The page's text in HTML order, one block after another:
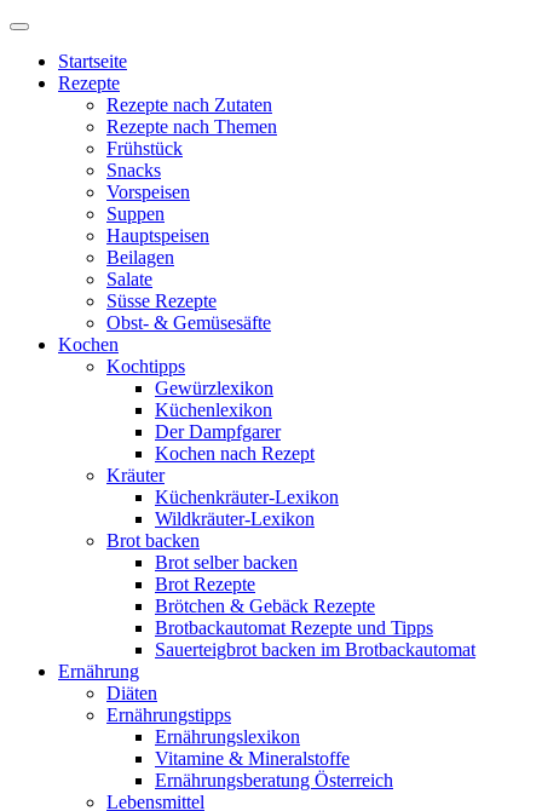
Startseite
Rezepte
Rezepte nach Zutaten
Rezepte nach Themen
Frühstück
Snacks
Vorspeisen
Suppen
Hauptspeisen
Beilagen
Salate
Süsse Rezepte
Obst- & Gemüsesäfte
Kochen
Kochtipps
Gewürzlexikon
Küchenlexikon
Der Dampfgarer
Kochen nach Rezept
Kräuter
Küchenkräuter-Lexikon
Wildkräuter-Lexikon
Brot backen
Brot selber backen
Brot Rezepte
Brötchen & Gebäck Rezepte
Brotbackautomat Rezepte und Tipps
Sauerteigbrot backen im Brotbackautomat
Ernährung
Diäten
Ernährungstipps
Ernährungslexikon
Vitamine & Mineralstoffe
Ernährungsberatung Österreich
Lebensmittel